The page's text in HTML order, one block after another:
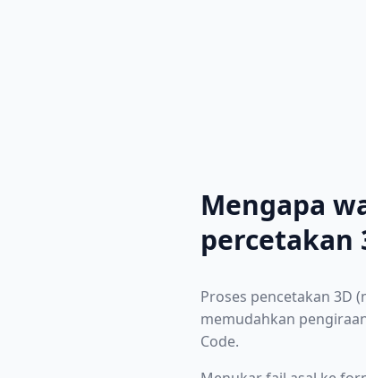
Mengapa
percetakan
Proses pencetakan 3D
memudahkan
Code.